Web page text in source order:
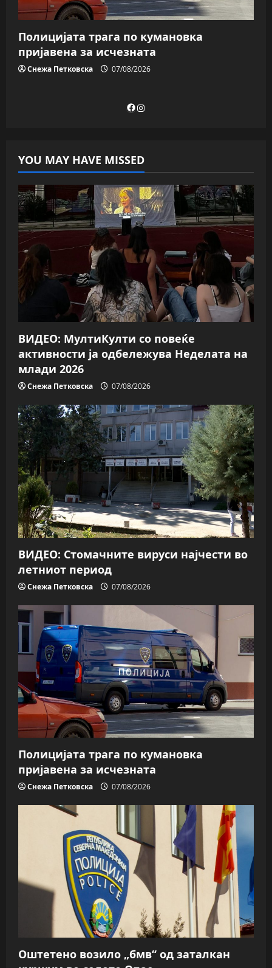
Полицијата трага пo кумановка
пријавена за исчезната
Снежа Петковска 07/08/2026
Facebook
Instagram
YOU MAY HAVE MISSED
ВИДЕО: МултиКулти со повеќе
активности ја одбележува Неделата на
млади 2026
Снежа Петковска 07/08/2026
ВИДЕО: Стомачните вируси најчести во
летниот период
Снежа Петковска 07/08/2026
Полицијата трага пo кумановка
пријавена за исчезната
Снежа Петковска 07/08/2026
Оштетено возило „бмв“ од заталкан